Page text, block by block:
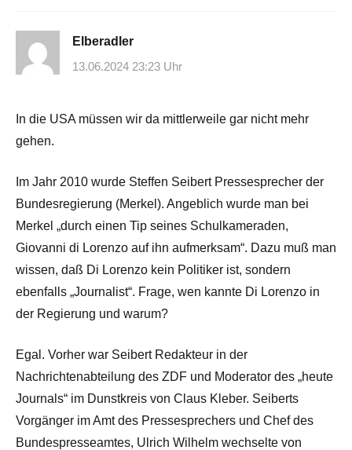
Elberadler
13.06.2024 23:23 Uhr
In die USA müssen wir da mittlerweile gar nicht mehr
gehen.
Im Jahr 2010 wurde Steffen Seibert Pressesprecher der
Bundesregierung (Merkel). Angeblich wurde man bei
Merkel „durch einen Tip seines Schulkameraden,
Giovanni di Lorenzo auf ihn aufmerksam“. Dazu muß man
wissen, daß Di Lorenzo kein Politiker ist, sondern
ebenfalls „Journalist“. Frage, wen kannte Di Lorenzo in
der Regierung und warum?
Egal. Vorher war Seibert Redakteur in der
Nachrichtenabteilung des ZDF und Moderator des „heute
Journals“ im Dunstkreis von Claus Kleber. Seiberts
Vorgänger im Amt des Pressesprechers und Chef des
Bundespresseamtes, Ulrich Wilhelm wechselte von